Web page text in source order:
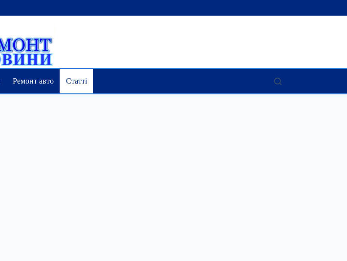
Ремонт авто Статті